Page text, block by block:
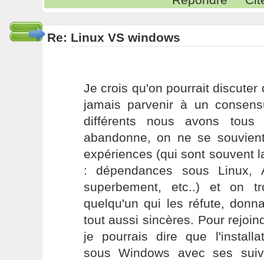
Re: Linux VS windows
Je crois qu'on pourrait discuter
jamais parvenir à un
différents nous avons
abandonne, on ne se
expériences (qui sont souvent
: dépendances sous Linux,
superbement, etc..) et on
quelqu'un qui les réfute,
tout aussi sincères. Pour
je pourrais dire que
sous Windows avec ses